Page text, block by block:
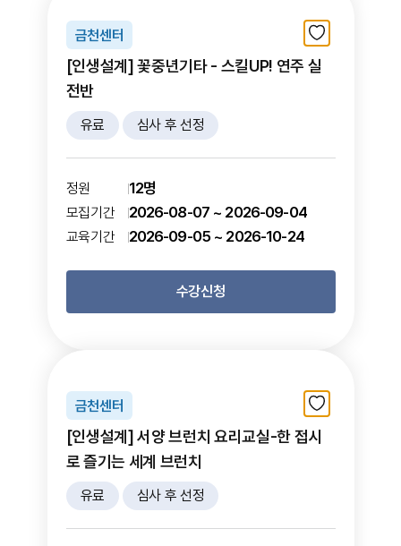
금천센터
[인생설계] 꽃중년기타 - 스킬UP! 연주 실
전반
유료 심사 후 선정
정원 12명
모집기간 2026-08-07 ~ 2026-09-04
교육기간 2026-09-05 ~ 2026-10-24
수강신청
금천센터
[인생설계] 서양 브런치 요리교실-한 접시
로 즐기는 세계 브런치
유료 심사 후 선정